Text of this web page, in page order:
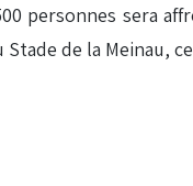
personnes sera
de la Meinau,